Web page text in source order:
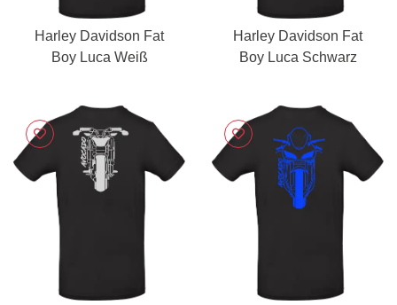
Harley Davidson Fat
Boy Luca Weiß
Harley Davidson Fat
Boy Luca Schwarz